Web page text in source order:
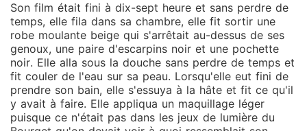
Son film était fini à dix-sept heure et sans perdre de
temps, elle fila dans sa chambre, elle fit sortir une
robe moulante beige qui s'arrêtait au-dessus de ses
genoux, une paire d'escarpins noir et une pochette
noir. Elle alla sous la douche sans perdre de temps et
fit couler de l'eau sur sa peau. Lorsqu'elle eut fini de
prendre son bain, elle s'essuya à la hâte et fit ce qu'il
y avait à faire. Elle appliqua un maquillage léger
puisque ce n'était pas dans les jeux de lumière du